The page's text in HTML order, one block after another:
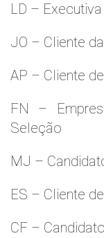
LD –
JO – Cliente
AP – Cliente
FN –
Seleção
MJ –
ES – Cliente
CF –